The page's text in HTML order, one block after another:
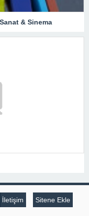
& Sinema
İletişim Sitene Ekle